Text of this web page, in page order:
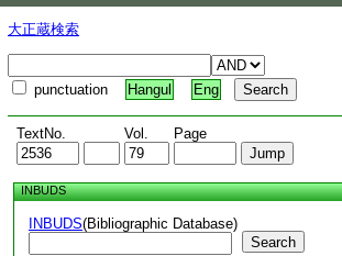
大正蔵検索
punctuation Hangul Eng
TextNo. Vol. Page
INBUDS
INBUDS(Bibliographic Database)
Search